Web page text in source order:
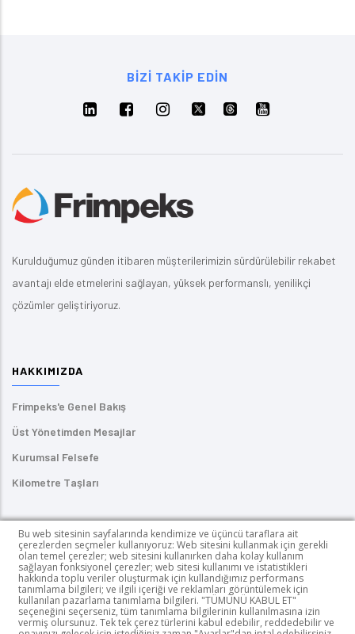
BIZI TAKIP EDIN
Kurulduğumuz günden itibaren müşterilerimizin sürdürülebilir rekabet
avantajı elde etmelerini sağlayan, yüksek performanslı, yenilikçi
çözümler geliştiriyoruz.
HAKKIMIZDA
Frimpeks'e Genel Bakış
Üst Yönetimden Mesajlar
Kurumsal Felsefe
Kilometre Taşları
ÜRÜNLERIMIZ
Kendinden Yapışkanlı Etiketler
UV Mürekkepler
PUR HotMelt Yapıştırıcılar
Bu web sitesinin sayfalarında kendimize ve üçüncü taraflara ait
çerezlerden seçmeler kullanıyoruz: Web sitesini kullanmak için gerekli
olan temel çerezler; web sitesini kullanırken daha kolay kullanım
sağlayan fonksiyonel çerezler; web sitesi kullanımı ve istatistikleri
hakkında toplu veriler oluşturmak için kullandığımız performans
tanımlama bilgileri; ve ilgili içeriği ve reklamları görüntülemek için
kullanılan pazarlama tanımlama bilgileri. "TÜMÜNÜ KABUL ET"
seçeneğini seçerseniz, tüm tanımlama bilgilerinin kullanılmasına izin
vermiş olursunuz. Tek tek çerez türlerini kabul edebilir, reddedebilir ve